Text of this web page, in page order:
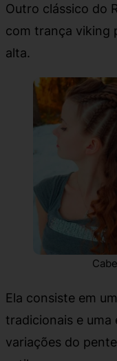
Outro clássico do
com trança viking
alta.
Ela consiste em
tradicionais e uma
variações do